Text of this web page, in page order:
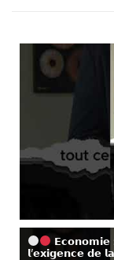
𝗘𝗰𝗼𝗻𝗼𝗺𝗶𝗲
𝗹’𝗲𝘅𝗶𝗴𝗲𝗻𝗰𝗲 𝗱𝗲